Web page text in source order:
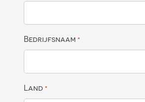
Bedrijfsnaam *
Land *